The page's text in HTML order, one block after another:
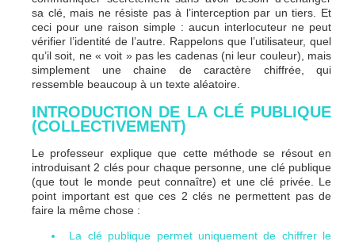
sa clé, mais ne résiste pas à l’interception par un tiers. Et
ceci pour une raison simple : aucun interlocuteur ne peut
vérifier l’identité de l’autre. Rappelons que l’utilisateur, quel
qu’il soit, ne « voit » pas les cadenas (ni leur couleur), mais
simplement une chaine de caractère chiffrée, qui
ressemble beaucoup à un texte aléatoire.
INTRODUCTION DE LA CLÉ PUBLIQUE
(COLLECTIVEMENT)
Le professeur explique que cette méthode se résout en
introduisant 2 clés pour chaque personne, une clé publique
(que tout le monde peut connaître) et une clé privée. Le
point important est que ces 2 clés ne permettent pas de
faire la même chose :
La clé publique permet uniquement de chiffrer le